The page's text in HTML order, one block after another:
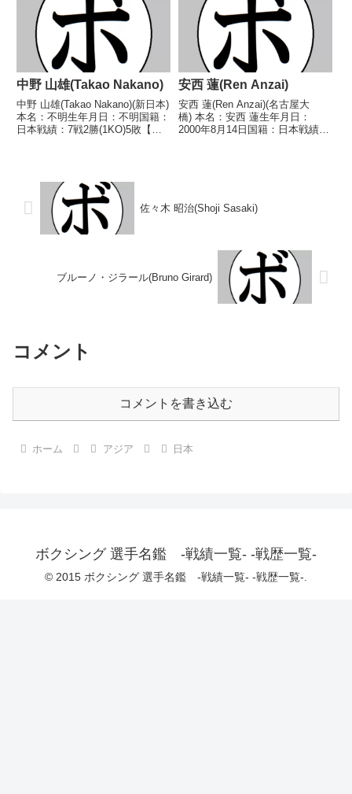
OBF東洋(OPBF東...
1967/11/08 ●1RKO 玉井...
中野 山雄(Takao Nakano)
中野 山雄(Takao Nakano)(新日本)
本名：不明生年月日：不明国籍：
日本戦績：7戦2勝(1KO)5敗【獲
口 喬久(ピ...
安西 蓮(Ren Anzai)
安西 蓮(Ren Anzai)(名古屋大
橋) 本名：安西 蓮生年月日：
2000年8月14日国籍：日本戦績：
佐々木 昭治(Shoji Sasaki)
ブルーノ・ジラール(Bruno Girard)
コメント
コメントを書き込む
ホーム アジア 日本
ボクシング 選手名鑑 -戦績一覧- -戦歴一覧-
© 2015 ボクシング 選手名鑑 -戦績一覧- -戦歴一覧-.